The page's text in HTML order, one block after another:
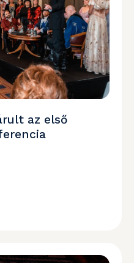
az első